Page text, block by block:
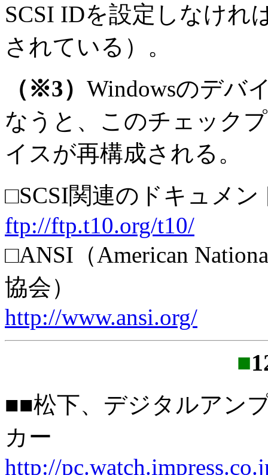
SCSI IDを設定しなけれ
されている）。
（※3） Windowsのデバ
なうと、このチェック
イスが再構成される。
□SCSI関連のドキュメ
ftp://ftp.t10.org/t10/
□ANSI（American
協会）
http://www.ansi.org/
■
■■松下、デジタルアン
カー
http://